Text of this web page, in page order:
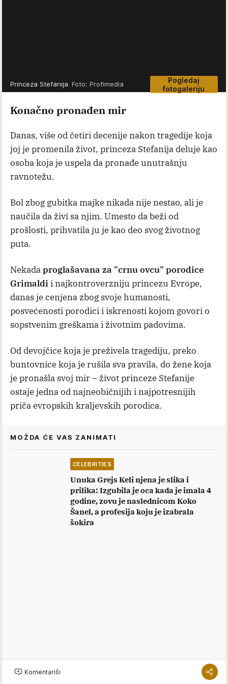
Pogledaj
fotogaleriju
Princeza Stefanija Foto: Profimedia
Konačno pronađen mir
Danas, više od četiri decenije nakon tragedije koja
joj je promenila život, princeza Stefanija deluje kao
osoba koja je uspela da pronađe unutrašnju
ravnotežu.
Bol zbog gubitka majke nikada nije nestao, ali je
naučila da živi sa njim. Umesto da beži od
prošlosti, prihvatila ju je kao deo svog životnog
puta.
Nekadaproglašavana za "crnu ovcu" porodice
Grimaldi i najkontroverzniju princezu Evrope,
danas je cenjena zbog svoje humanosti,
posvećenosti porodici i iskrenosti kojom govori o
sopstvenim greškama i životnim padovima.
Od devojčice koja je preživela tragediju, preko
buntovnice koja je rušila sva pravila, do žene koja
je pronašla svoj mir – život princeze Stefanije
ostaje jedna od najneobičnijih i najpotresnijih
priča evropskih kraljevskih porodica.
MOŽDA ĆE VAS ZANIMATI
CELEBRITIES
Unuka Grejs Keli njena je slika i
prilika: Izgubila je oca kada je imala 4
godine, zovu je naslednicom Koko
Šanel, a profesija koju je izabrala
šokira
Komentariši